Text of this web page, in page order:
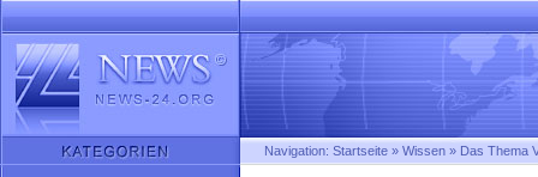
Navigation: Startseite » Wissen » Das Thema